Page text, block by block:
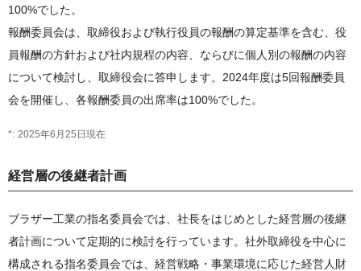
100%でした。
報酬委員会は、取締役および執行役員の報酬の算定基準を含む、役
員報酬の方針および社内規程の内容、ならびに個人別の報酬の内容
について検討し、取締役会に答申します。2024年度は5回報酬委員
会を開催し、各報酬委員の出席率は100%でした。
2025年6月25日現在
経営層の後継者計画
ブラザー工業の指名委員会では、社長をはじめとした経営層の後継
者計画について定期的に検討を行っています。社外取締役を中心に
構成される指名委員会では、経営戦略・事業環境に応じた経営人財